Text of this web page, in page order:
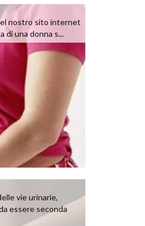
nostro sito internet
di una donna s...
vie urinarie,
essere seconda